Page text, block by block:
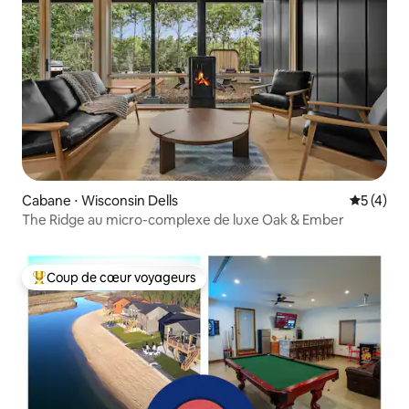
Cabane ⋅ Wisconsin Dells
5 (4)
The Ridge au micro-complexe de luxe Oak & Ember
Coups de cœur voyageurs les plus appréciés
Coup de cœur voyageurs